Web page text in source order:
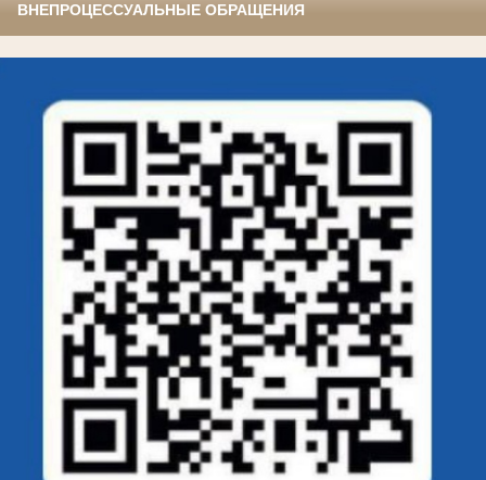
ВНЕПРОЦЕССУАЛЬНЫЕ ОБРАЩЕНИЯ